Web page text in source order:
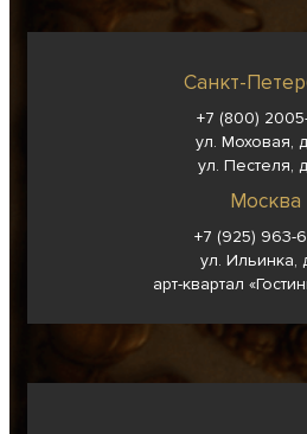
Санкт-
+7 (800)
ул. Моховая,
ул. Пестеля,
Москва
+7 (925) 963-
ул. Ильинка,
арт-квартал